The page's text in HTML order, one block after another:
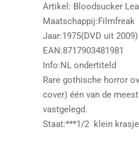
Artikel: Bloodsucker
Maatschappij:Filmfreak
Jaar:1975(DVD uit 2009)
EAN:8717903481981
Info:NL ondertiteld
Rare gothische horror
cover) één van de
vastgelegd.
Staat:***1/2 klein krasje